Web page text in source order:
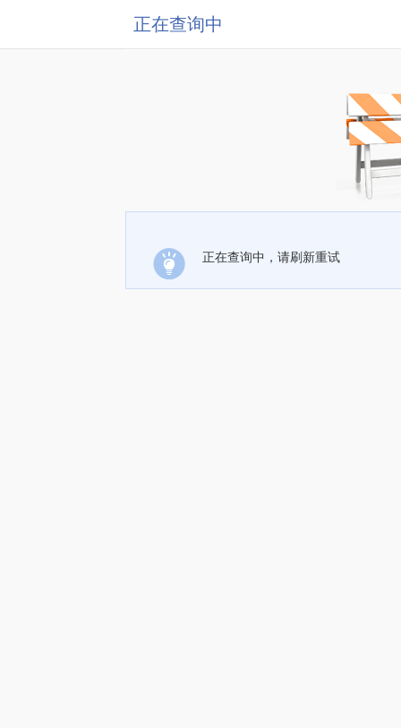
正在查询中
正在查询中，请刷新重试